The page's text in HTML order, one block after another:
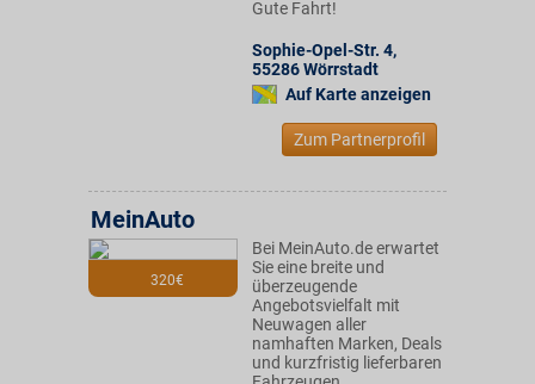
Gute Fahrt!
Sophie-Opel-Str. 4,
55286Wörrstadt
Auf Karte anzeigen
Zum Partnerprofil
320€
MeinAuto
Bei MeinAuto.de erwartet
Sie eine breite und
überzeugende
Angebotsvielfalt mit
Neuwagen aller
namhaften Marken, Deals
und kurzfristig lieferbaren